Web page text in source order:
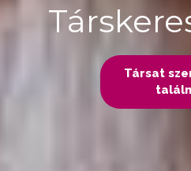
Társat